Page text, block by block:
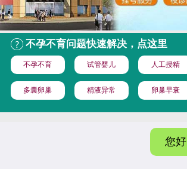
不孕不育问题快速解决，点这里
不孕不育 试管婴儿 人工授精
多囊卵巢 精液异常 卵巢早衰
您好